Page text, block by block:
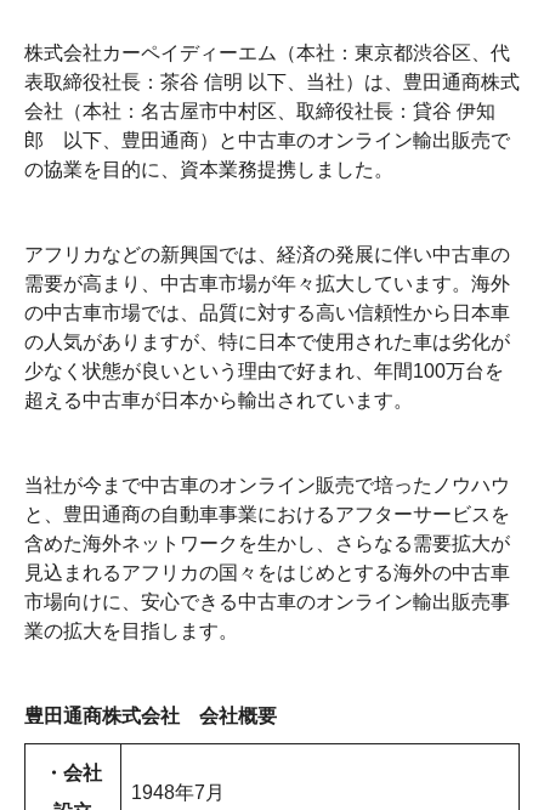
株式会社カーペイディーエム（本社：東京都渋谷区、代
表取締役社長：茶谷 信明 以下、当社）は、豊田通商株式
会社（本社：名古屋市中村区、取締役社長：貸谷 伊知
郎 以下、豊田通商）と中古車のオンライン輸出販売で
の協業を目的に、資本業務提携しました。
アフリカなどの新興国では、経済の発展に伴い中古車の
需要が高まり、中古車市場が年々拡大しています。海外
の中古車市場では、品質に対する高い信頼性から日本車
の人気がありますが、特に日本で使用された車は劣化が
少なく状態が良いという理由で好まれ、年間100万台を
超える中古車が日本から輸出されています。
当社が今まで中古車のオンライン販売で培ったノウハウ
と、豊田通商の自動車事業におけるアフターサービスを
含めた海外ネットワークを生かし、さらなる需要拡大が
見込まれるアフリカの国々をはじめとする海外の中古車
市場向けに、安心できる中古車のオンライン輸出販売事
業の拡大を目指します。
豊田通商株式会社 会社概要
・会社
1948年7月